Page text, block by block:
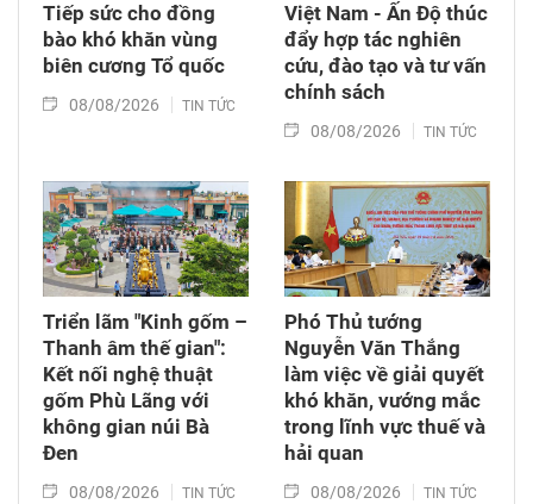
Tiếp sức cho đồng
bào khó khăn vùng
biên cương Tổ quốc
08/08/2026 TIN TỨC
Việt Nam - Ấn Độ thúc
đẩy hợp tác nghiên
cứu, đào tạo và tư vấn
chính sách
08/08/2026 TIN TỨC
Triển lãm "Kinh gốm –
Thanh âm thế gian":
Kết nối nghệ thuật
gốm Phù Lãng với
không gian núi Bà
Đen
08/08/2026 TIN TỨC
Phó Thủ tướng
Nguyễn Văn Thắng
làm việc về giải quyết
khó khăn, vướng mắc
trong lĩnh vực thuế và
hải quan
08/08/2026 TIN TỨC